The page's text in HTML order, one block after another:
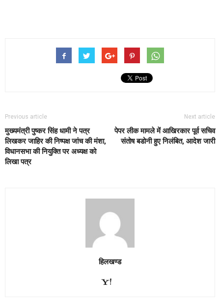
Previous article
मुख्यमंत्री पुष्कर सिंह धामी ने पत्र
लिखकर जाहिर की निष्पक्ष जांच की मंशा,
विधानसभा की नियुक्ति पर अध्यक्ष को
लिखा पत्र
Next article
पेपर लीक मामले में आखिरकार पूर्व सचिव
संतोष बडोनी हुए निलंबित, आदेश जारी
हिलखण्ड